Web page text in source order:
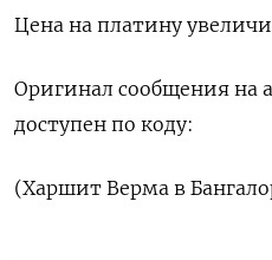
Цена на платину
Оригинал сообщения на
доступен по коду:
(Харшит Верма в